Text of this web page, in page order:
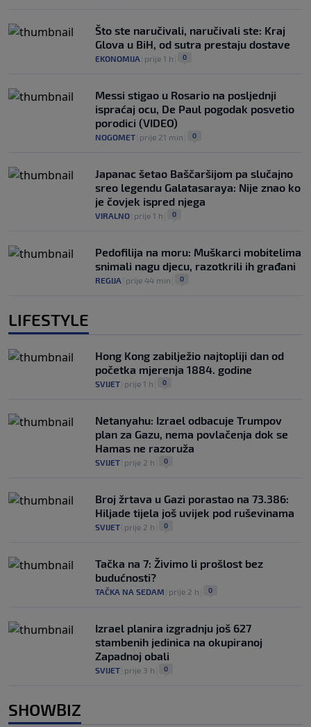
Što ste naručivali, naručivali ste: Kraj
Glova u BiH, od sutra prestaju dostave
EKONOMIJA prije 1 h 0
Messi stigao u Rosario na posljednji
ispraćaj ocu, De Paul pogodak posvetio
porodici (VIDEO)
NOGOMET prije 21 min 0
Japanac šetao Baščaršijom pa slučajno
sreo legendu Galatasaraya: Nije znao ko
je čovjek ispred njega
VIRALNO prije 1 h 0
Pedofilija na moru: Muškarci mobitelima
snimali nagu djecu, razotkrili ih građani
REGIJA prije 44 min 0
LIFESTYLE
Hong Kong zabilježio najtopliji dan od
početka mjerenja 1884. godine
SVIJET prije 1 h 0
Netanyahu: Izrael odbacuje Trumpov
plan za Gazu, nema povlačenja dok se
Hamas ne razoruža
SVIJET prije 2 h 0
Broj žrtava u Gazi porastao na 73.386:
Hiljade tijela još uvijek pod ruševinama
SVIJET prije 2 h 0
Tačka na 7: Živimo li prošlost bez
budućnosti?
TAČKA NA SEDAM prije 2 h 0
Izrael planira izgradnju još 627
stambenih jedinica na okupiranoj
Zapadnoj obali
SVIJET prije 3 h 0
SHOWBIZ